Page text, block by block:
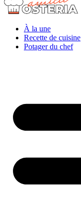
À la une
Recette de cuisine
Potager du chef